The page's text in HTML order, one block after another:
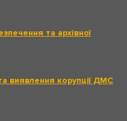
та архівної
виявлення корупції ДМС